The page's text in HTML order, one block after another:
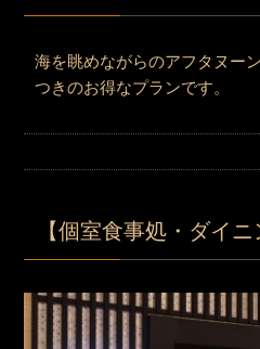
海を眺めながらのアフタヌー
つきのお得なプランです。
【個室食事処・ダイ